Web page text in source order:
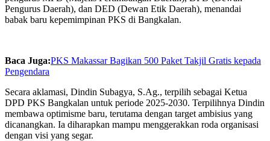
Pengurus Daerah), dan DED (Dewan Etik Daerah), menandai
babak baru kepemimpinan PKS di Bangkalan.
Baca Juga:PKS Makassar Bagikan 500 Paket Takjil Gratis kepada
Pengendara
Secara aklamasi, Dindin Subagya, S.Ag., terpilih sebagai Ketua
DPD PKS Bangkalan untuk periode 2025-2030. Terpilihnya Dindin
membawa optimisme baru, terutama dengan target ambisius yang
dicanangkan. Ia diharapkan mampu menggerakkan roda organisasi
dengan visi yang segar.